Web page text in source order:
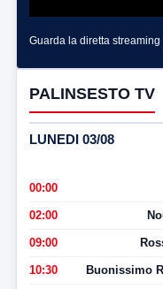
Guarda la diretta streaming
PALINSESTO TV
LUNEDI 03/08
00:00
02:00
09:00
10:30 Buonissimo